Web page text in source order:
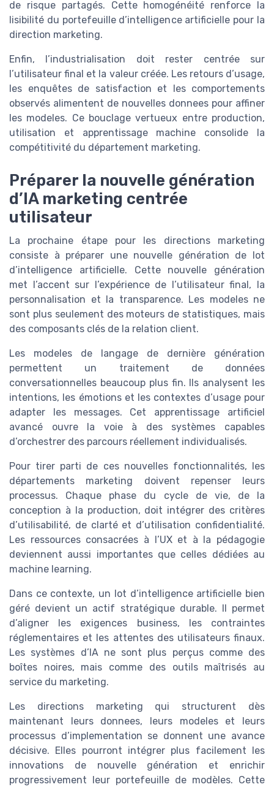
de risque partagés. Cette homogénéité renforce la
lisibilité du portefeuille d’intelligence artificielle pour la
direction marketing.
Enfin, l’industrialisation doit rester centrée sur
l’utilisateur final et la valeur créée. Les retours d’usage,
les enquêtes de satisfaction et les comportements
observés alimentent de nouvelles donnees pour affiner
les modeles. Ce bouclage vertueux entre production,
utilisation et apprentissage machine consolide la
compétitivité du département marketing.
Préparer la nouvelle génération
d’IA marketing centrée
utilisateur
La prochaine étape pour les directions marketing
consiste à préparer une nouvelle génération de lot
d’intelligence artificielle. Cette nouvelle génération
met l’accent sur l’expérience de l’utilisateur final, la
personnalisation et la transparence. Les modeles ne
sont plus seulement des moteurs de statistiques, mais
des composants clés de la relation client.
Les modeles de langage de dernière génération
permettent un traitement de données
conversationnelles beaucoup plus fin. Ils analysent les
intentions, les émotions et les contextes d’usage pour
adapter les messages. Cet apprentissage artificiel
avancé ouvre la voie à des systèmes capables
d’orchestrer des parcours réellement individualisés.
Pour tirer parti de ces nouvelles fonctionnalités, les
départements marketing doivent repenser leurs
processus. Chaque phase du cycle de vie, de la
conception à la production, doit intégrer des critères
d’utilisabilité, de clarté et d’utilisation confidentialité.
Les ressources consacrées à l’UX et à la pédagogie
deviennent aussi importantes que celles dédiées au
machine learning.
Dans ce contexte, un lot d’intelligence artificielle bien
géré devient un actif stratégique durable. Il permet
d’aligner les exigences business, les contraintes
réglementaires et les attentes des utilisateurs finaux.
Les systèmes d’IA ne sont plus perçus comme des
boîtes noires, mais comme des outils maîtrisés au
service du marketing.
Les directions marketing qui structurent dès
maintenant leurs donnees, leurs modeles et leurs
processus d’implementation se donnent une avance
décisive. Elles pourront intégrer plus facilement les
innovations de nouvelle génération et enrichir
progressivement leur portefeuille de modèles. Cette